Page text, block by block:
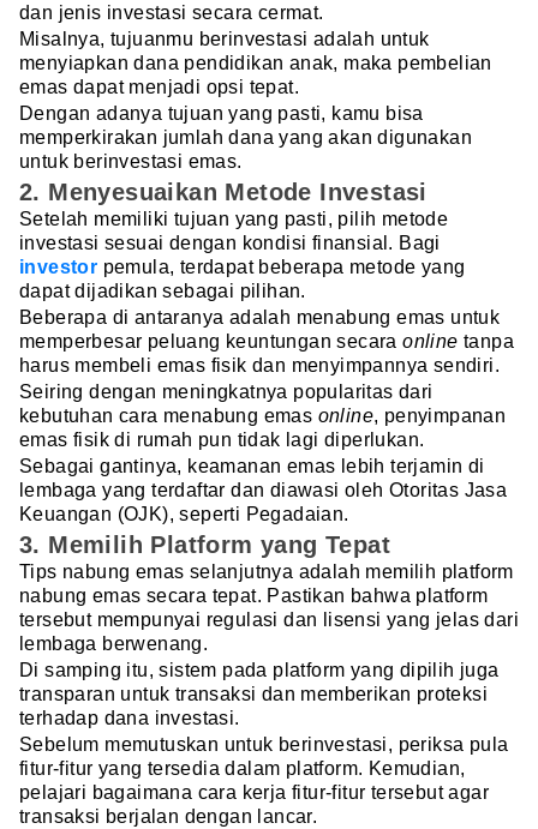
dan jenis investasi secara cermat.
Misalnya, tujuanmu berinvestasi adalah untuk
menyiapkan dana pendidikan anak, maka pembelian
emas dapat menjadi opsi tepat.
Dengan adanya tujuan yang pasti, kamu bisa
memperkirakan jumlah dana yang akan digunakan
untuk berinvestasi emas.
2. Menyesuaikan Metode Investasi
Setelah memiliki tujuan yang pasti, pilih metode
investasi sesuai dengan kondisi finansial. Bagi
investor pemula, terdapat beberapa metode yang
dapat dijadikan sebagai pilihan.
Beberapa di antaranya adalah menabung emas untuk
memperbesar peluang keuntungan secaraonline tanpa
harus membeli emas fisik dan menyimpannya sendiri.
Seiring dengan meningkatnya popularitas dari
kebutuhan cara menabung emas online, penyimpanan
emas fisik di rumah pun tidak lagi diperlukan.
Sebagai gantinya, keamanan emas lebih terjamin di
lembaga yang terdaftar dan diawasi oleh Otoritas Jasa
Keuangan (OJK), seperti Pegadaian.
3. Memilih Platform yang Tepat
Tips nabung emas selanjutnya adalah memilih platform
nabung emas secara tepat. Pastikan bahwa platform
tersebut mempunyai regulasi dan lisensi yang jelas dari
lembaga berwenang.
Di samping itu, sistem pada platform yang dipilih juga
transparan untuk transaksi dan memberikan proteksi
terhadap dana investasi.
Sebelum memutuskan untuk berinvestasi, periksa pula
fitur-fitur yang tersedia dalam platform. Kemudian,
pelajari bagaimana cara kerja fitur-fitur tersebut agar
transaksi berjalan dengan lancar.